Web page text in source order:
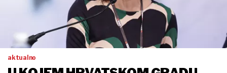
aktualno